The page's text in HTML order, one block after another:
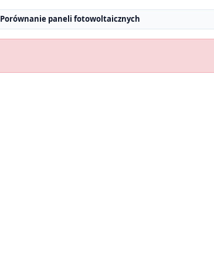
Porównanie paneli fotowoltaicznych